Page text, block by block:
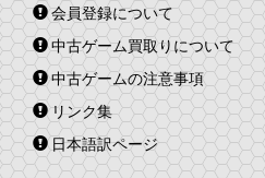
会員登録について
中古ゲーム買取りについて
中古ゲームの注意事項
リンク集
日本語訳ページ